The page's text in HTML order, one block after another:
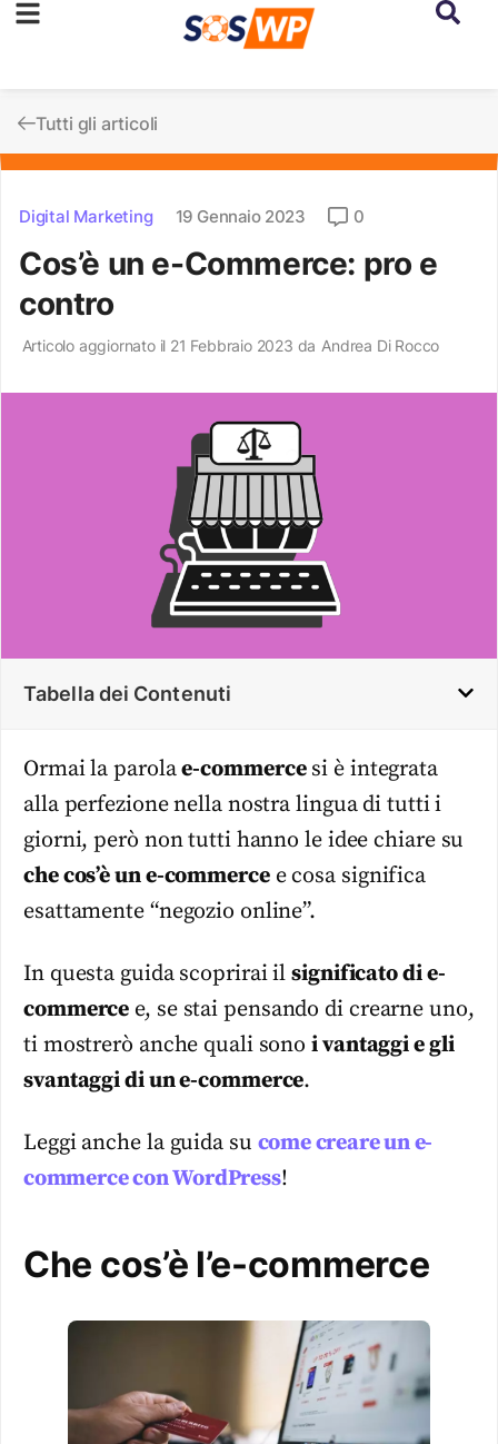
Tutti gli articoli
Digital Marketing 19 Gennaio 2023 0
Cos’è un e-Commerce: pro e
contro
Articolo aggiornato il 21 Febbraio 2023 da Andrea Di Rocco
Tabella dei Contenuti
Ormai la parolae-commercesi è integrata
alla perfezione nella nostra lingua di tutti i
giorni, però non tutti hanno le idee chiare su
che cos’è un e-commercee cosa significa
esattamente “negozio online”.
In questa guida scoprirai ilsignificato di e-
commerce e, se stai pensando di crearne uno,
ti mostrerò anche quali sonoi vantaggi e gli
svantaggi di un e-commerce.
Leggi anche la guida su come creare un e-
commerce con WordPress!
Che cos’è l’e-commerce